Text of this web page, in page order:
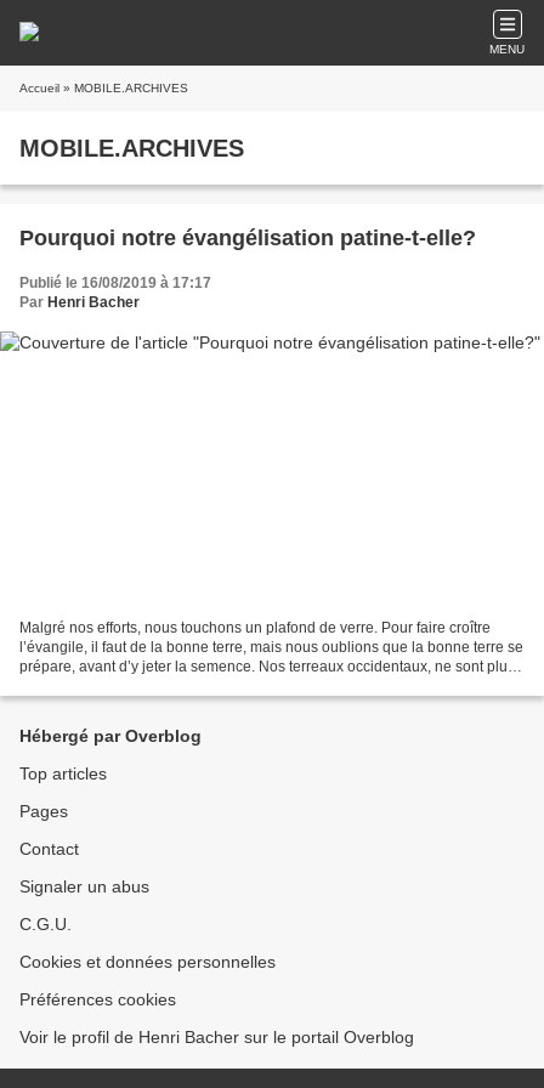
MENU
Accueil » MOBILE.ARCHIVES
MOBILE.ARCHIVES
Pourquoi notre évangélisation patine-t-elle?
Publié le 16/08/2019 à 17:17
Par Henri Bacher
Malgré nos efforts, nous touchons un plafond de verre. Pour faire croître
l’évangile, il faut de la bonne terre, mais nous oublions que la bonne terre se
prépare, avant d’y jeter la semence. Nos terreaux occidentaux, ne sont plus
Hébergé par Overblog
Top articles
Pages
Contact
Signaler un abus
C.G.U.
Cookies et données personnelles
Préférences cookies
Voir le profil de Henri Bacher sur le portail Overblog